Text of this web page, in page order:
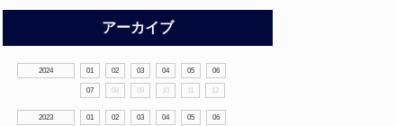
アーカイブ
2024 01 02 03 04 05 06
07 08 09 10 11 12
2023 01 02 03 04 05 06